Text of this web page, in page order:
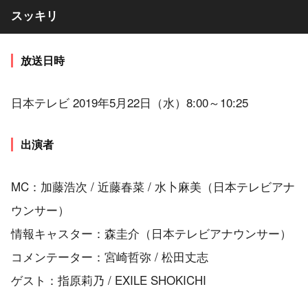
スッキリ
放送日時
日本テレビ 2019年5月22日（水）8:00～10:25
出演者
MC：加藤浩次 / 近藤春菜 / 水卜麻美（日本テレビアナ
ウンサー）
情報キャスター：森圭介（日本テレビアナウンサー）
コメンテーター：宮崎哲弥 / 松田丈志
ゲスト：指原莉乃 / EXILE SHOKICHI